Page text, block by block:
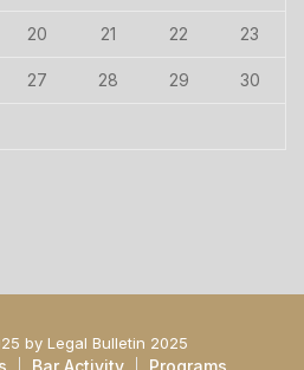
20 21 22 23
27 28 29 30
by Legal Bulletin 2025